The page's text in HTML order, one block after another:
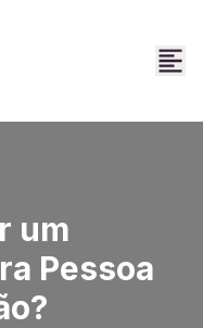
um
Pessoa